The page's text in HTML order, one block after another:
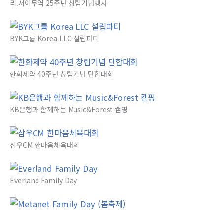
리.서이무역 25주년 창립기념행사
BYK그륩 Korea LLC 설립파티
한화제약 40주년 창립기념 단합대회
KB은행과 함께하는 Music&Forest 캠핑
삼우CM 한마음체육대회
Everland Family Day